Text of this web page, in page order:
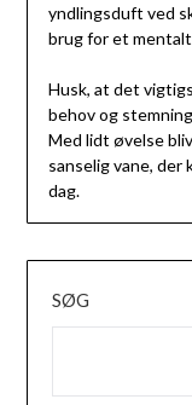
yndlingsduft ved
brug for et
Husk, at det
behov og
Med lidt øvelse
sanselig vane,
dag.
SØG